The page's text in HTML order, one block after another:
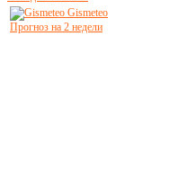
Gismeteo
Прогноз на 2 недели